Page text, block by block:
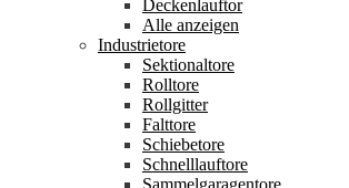
Deckenlauftor
Alle anzeigen
Industrietore
Sektionaltore
Rolltore
Rollgitter
Falttore
Schiebetore
Schnelllauftore
Sammelgaragentore